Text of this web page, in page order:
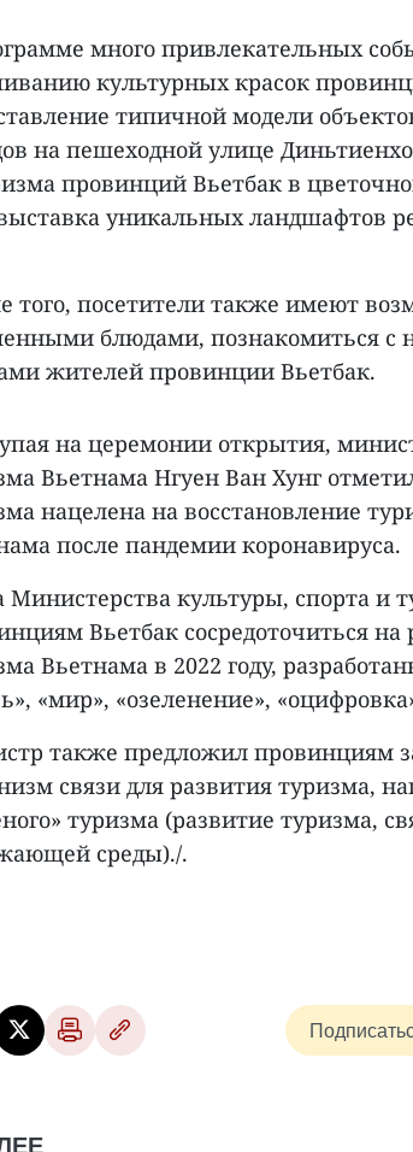
много привлекательных
культурных красок
типичной модели
на пешеходной улице
провинций Вьетбак в
уникальных ландшафтов
того, посетители также имеют
блюдами, познакомиться с
жителей провинции Вьетбак.
на церемонии открытия,
Вьетнама Нгуен Ван Хунг
нацелена на восстановление
после пандемии коронавируса.
Министерства культуры, спорта и
Вьетбак сосредоточиться
Вьетнама в 2022 году,
«мир», «озеленение»,
также предложил провинциям
связи для развития туризма,
туризма (развитие туризма,
среды)./.